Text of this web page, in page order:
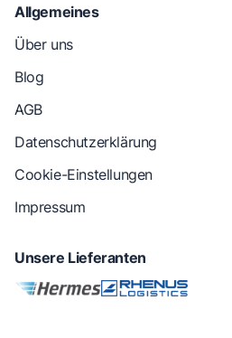
Allgemeines
Über uns
Blog
AGB
Datenschutzerklärung
Cookie-Einstellungen
Impressum
Unsere Lieferanten